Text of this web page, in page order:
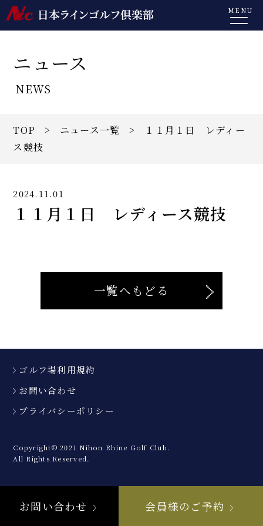
MENU
ニュース
NEWS
TOP > ニュース一覧 > １１月１日 レディー
ス競技
2024.11.01
１１月１日 レディース競技
一覧へもどる
ゴルフ場利用規約
お問い合わせ
プライバシーポリシー
Copyright© 2021 Nihon Rhine Golf Club.
All Rights Reserved.
お問い合わせ 会員様のご予約